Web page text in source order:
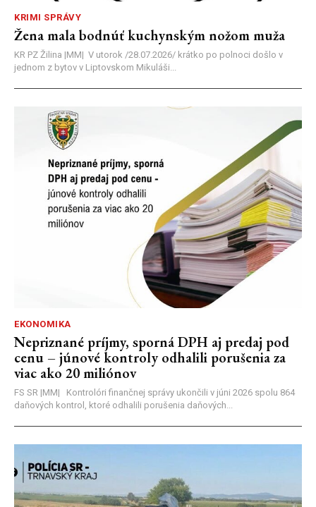
KRIMI SPRÁVY
Žena mala bodnúť kuchynským nožom muža
KR PZ Žilina |MM| V utorok /28.07.2026/ krátko po polnoci došlo v
jednom z bytov v Liptovskom Mikuláši...
EKONOMIKA
Nepriznané príjmy, sporná DPH aj predaj pod
cenu – júnové kontroly odhalili porušenia za
viac ako 20 miliónov
FS SR |MM| Kontrolóri finančnej správy ukončili v júni 2026 spolu 864
daňových kontrol, ktoré odhalili porušenia daňových...